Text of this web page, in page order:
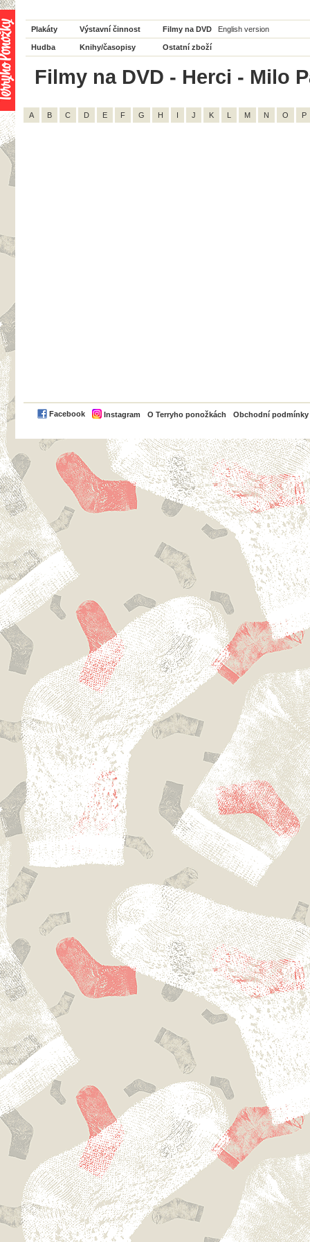
Plakáty Výstavní činnost Filmy na DVD English version
Hudba Knihy/časopisy Ostatní zboží
Filmy na DVD - Herci - Milo
A B C D E F G H I J K L M N O P
Facebook Instagram O Terryho ponožkách Obchodní podmínky
PayPal